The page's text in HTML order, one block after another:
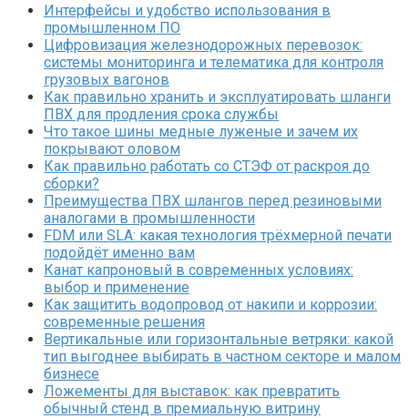
Интерфейсы и удобство использования в
промышленном ПО
Цифровизация железнодорожных перевозок:
системы мониторинга и телематика для контроля
грузовых вагонов
Как правильно хранить и эксплуатировать шланги
ПВХ для продления срока службы
Что такое шины медные луженые и зачем их
покрывают оловом
Как правильно работать со СТЭФ от раскроя до
сборки?
Преимущества ПВХ шлангов перед резиновыми
аналогами в промышленности
FDM или SLA: какая технология трёхмерной печати
подойдёт именно вам
Канат капроновый в современных условиях:
выбор и применение
Как защитить водопровод от накипи и коррозии:
современные решения
Вертикальные или горизонтальные ветряки: какой
тип выгоднее выбирать в частном секторе и малом
бизнесе
Ложементы для выставок: как превратить
обычный стенд в премиальную витрину